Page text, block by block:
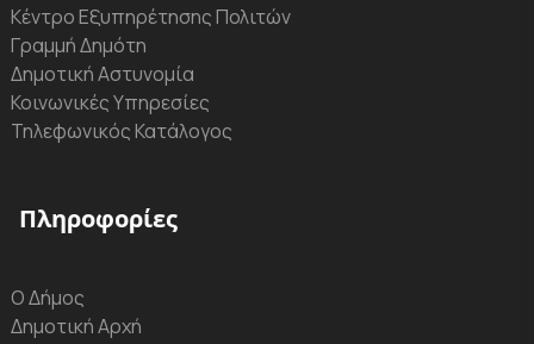
Κέντρο Εξυπηρέτησης Πολιτών
Γραμμή Δημότη
Δημοτική Αστυνομία
Κοινωνικές Υπηρεσίες
Τηλεφωνικός Κατάλογος
Πληροφορίες
Ο Δήμος
Δημοτική Αρχή